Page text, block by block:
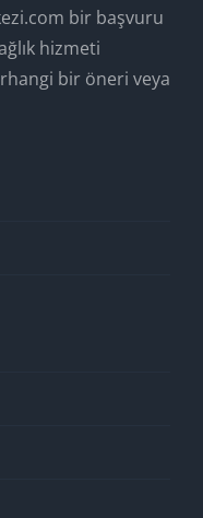
bir başvuru
hizmeti
bir öneri veya